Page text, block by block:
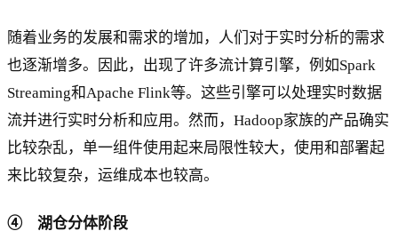
随着业务的发展和需求的增加，人们对于实时分析的需求
也逐渐增多。因此，出现了许多流计算引擎，例如Spark
Streaming和Apache Flink等。这些引擎可以处理实时数据
流并进行实时分析和应用。然而，Hadoop家族的产品确实
比较杂乱，单一组件使用起来局限性较大，使用和部署起
来比较复杂，运维成本也较高。
④ 湖仓分体阶段